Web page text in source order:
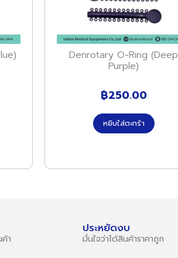
Denrotary O-Ring (Deep
Purple)
฿250.00
หยิบใส่ตะกร้า
า
ประหยัดงบ
มั่นใจว่าได้สินค้าราคาถูก